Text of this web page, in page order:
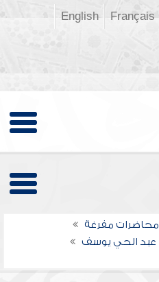
Français
English
محاضرات مفرغة
عبد الحي يوسف